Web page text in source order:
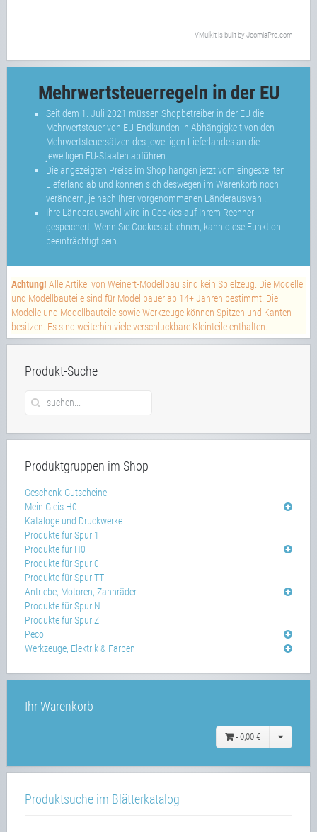
VMuikit is built by JoomlaPro.com
Mehrwertsteuerregeln in der EU
Seit dem 1. Juli 2021 müssen Shopbetreiber in der EU die
Mehrwertsteuer von EU-Endkunden in Abhängigkeit von den
Mehrwertsteuersätzen des jeweiligen Lieferlandes an die
jeweiligen EU-Staaten abführen.
Die angezeigten Preise im Shop hängen jetzt vom eingestellten
Lieferland ab und können sich deswegen im Warenkorb noch
verändern, je nach Ihrer vorgenommenen Länderauswahl.
Ihre Länderauswahl wird in Cookies auf Ihrem Rechner
gespeichert. Wenn Sie Cookies ablehnen, kann diese Funktion
beeinträchtigt sein.
Achtung! Alle Artikel von Weinert-Modellbau sind kein Spielzeug. Die Modelle
und Modellbauteile sind für Modellbauer ab 14+ Jahren bestimmt. Die
Modelle und Modellbauteile sowie Werkzeuge können Spitzen und Kanten
besitzen. Es sind weiterhin viele verschluckbare Kleinteile enthalten.
Produkt-Suche
Produktgruppen im Shop
Geschenk-Gutscheine
Mein Gleis H0
Kataloge und Druckwerke
Produkte für Spur 1
Produkte für H0
Produkte für Spur 0
Produkte für Spur TT
Antriebe, Motoren, Zahnräder
Produkte für Spur N
Produkte für Spur Z
Peco
Werkzeuge, Elektrik & Farben
Ihr Warenkorb
- 0,00 €
Produktsuche im Blätterkatalog